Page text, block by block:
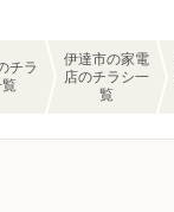
チラ
覧
伊達市の家電
店のチラシ一
覧